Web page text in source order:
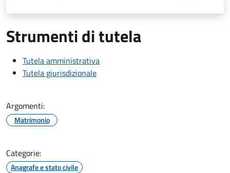
Strumenti di tutela
Tutela amministrativa
Tutela giurisdizionale
Argomenti:
Matrimonio
Categorie:
Anagrafe e stato civile